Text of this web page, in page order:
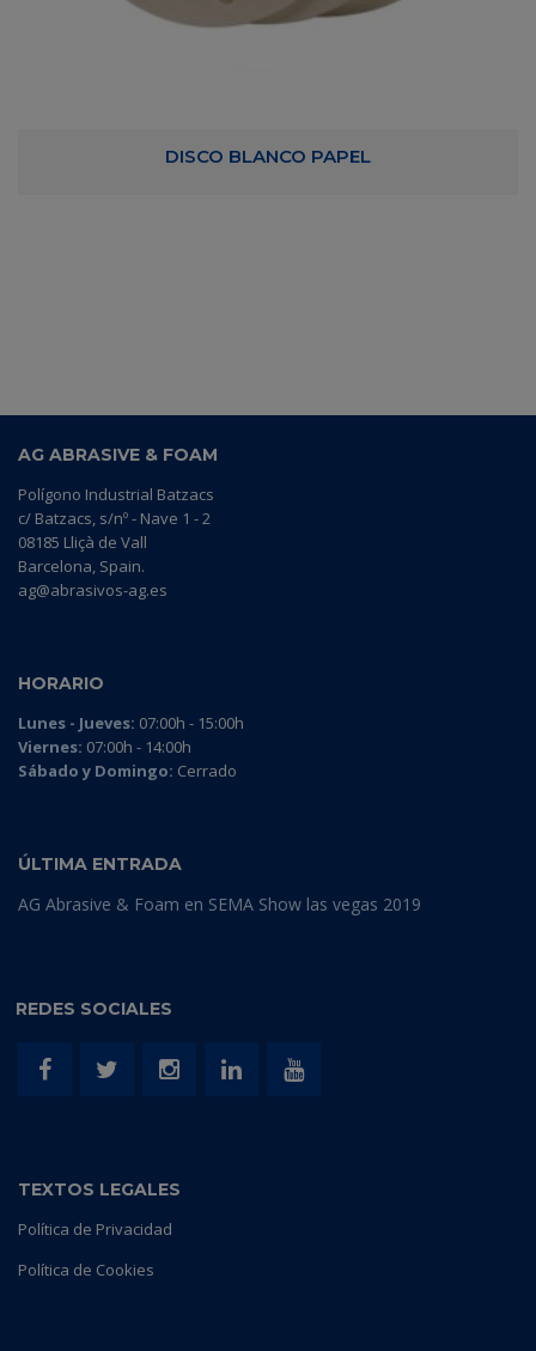
DISCO BLANCO PAPEL
AG ABRASIVE & FOAM
Polígono Industrial Batzacs
c/ Batzacs, s/nº - Nave 1 - 2
08185 Lliçà de Vall
Barcelona, Spain.
ag@abrasivos-ag.es
HORARIO
Lunes - Jueves: 07:00h - 15:00h
Viernes: 07:00h - 14:00h
Sábado y Domingo: Cerrado
ÚLTIMA ENTRADA
AG Abrasive & Foam en SEMA Show las vegas 2019
REDES SOCIALES
TEXTOS LEGALES
Política de Privacidad
Política de Cookies